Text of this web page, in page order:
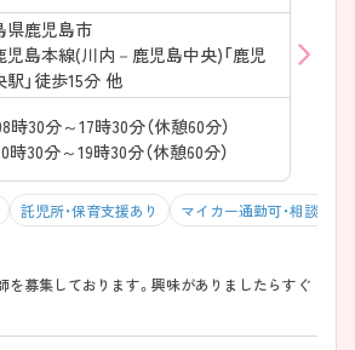
県鹿児島市
児島本線(川内－鹿児島中央)「鹿児
駅」徒歩15分 他
時30分～17時30分（休憩60分）
時30分～19時30分（休憩60分）
託児所・保育支援あり マイカー通勤可・相談可
を募集しております。興味がありましたらすぐ